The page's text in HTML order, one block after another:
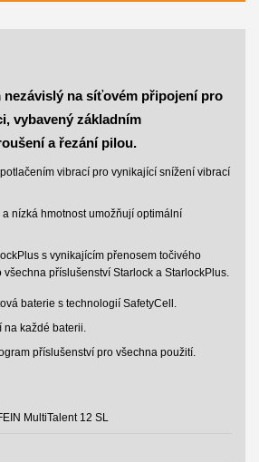
nezávislý na síťovém připojení pro
vybavený základním
a řezání pilou.
vibrací pro vynikající snížení vibrací
nízká hmotnost umožňují optimální
s vynikajícím přenosem točivého
příslušenství Starlock a StarlockPlus.
baterie s technologií SafetyCell.
každé baterii.
příslušenství pro všechna použití.
MultiTalent 12 SL